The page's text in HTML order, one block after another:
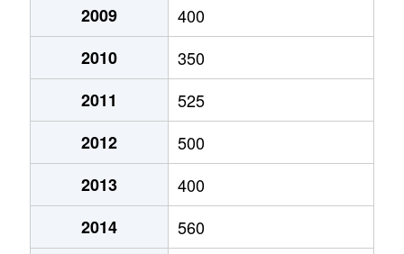
2009
400
2010
350
2011
525
2012
500
2013
400
2014
560